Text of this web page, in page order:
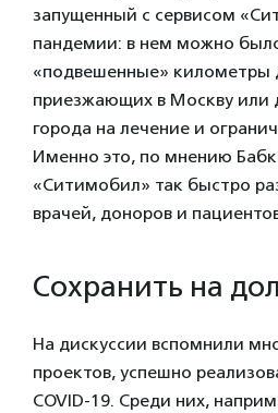
запущенный с сервисом
пандемии: в нем можно
«подвешенные» километры
приезжающих в Москву или
города на лечение и
Именно это, по мнению
«Ситимобил» так быстро
врачей, доноров и
Сохранить на
На дискуссии вспомнили
проектов, успешно
COVID-19. Среди них,